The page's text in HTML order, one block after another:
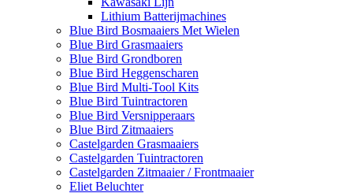
Lithium Batterijmachines
Blue Bird Bosmaaiers Met Wielen
Blue Bird Grasmaaiers
Blue Bird Grondboren
Blue Bird Heggenscharen
Blue Bird Multi-Tool Kits
Blue Bird Tuintractoren
Blue Bird Versnipperaars
Blue Bird Zitmaaiers
Castelgarden Grasmaaiers
Castelgarden Tuintractoren
Castelgarden Zitmaaier / Frontmaaier
Eliet Beluchter